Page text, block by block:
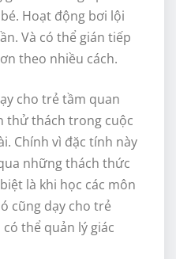
Hoạt động bơi lội
Và có thể gián tiếp
theo nhiều cách.
cho trẻ tầm quan
thử thách trong cuộc
Chính vì đặc tính này
những thách thức
là khi học các môn
cũng dạy cho trẻ
thể quản lý giác